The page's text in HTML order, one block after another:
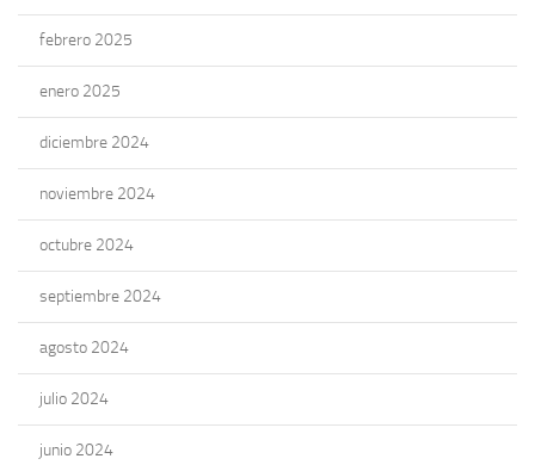
febrero 2025
enero 2025
diciembre 2024
noviembre 2024
octubre 2024
septiembre 2024
agosto 2024
julio 2024
junio 2024